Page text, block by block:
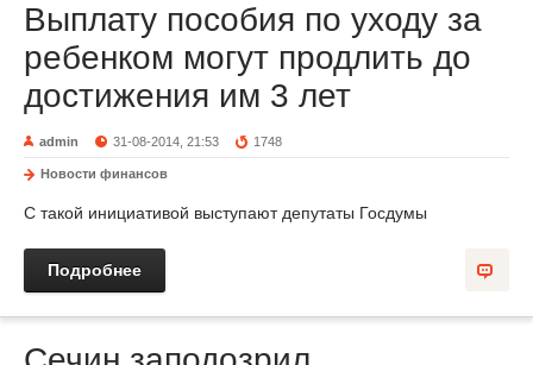
Выплату пособия по уходу за
ребенком могут продлить до
достижения им 3 лет
admin 31-08-2014, 21:53 1748
Новости финансов
С такой инициативой выступают депутаты Госдумы
Подробнее